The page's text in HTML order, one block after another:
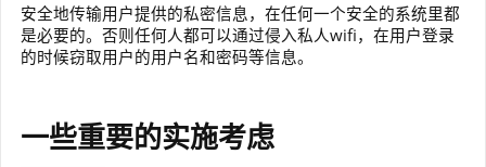
安全地传输用户提供的私密信息，在任何一个安全的系统里都
是必要的。否则任何人都可以通过侵入私人wifi，在用户登录
的时候窃取用户的用户名和密码等信息。
一些重要的实施考虑